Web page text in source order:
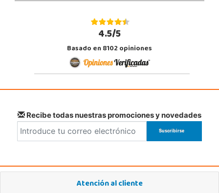
4.5/5
Basado en 8102 opiniones
Recibe todas nuestras promociones y novedades
Atención al cliente